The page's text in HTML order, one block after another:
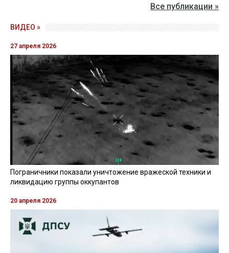
Все публикации »
ВИДЕО »
27 апреля 2026
Пограничники показали уничтожение вражеской техники и
ликвидацию группы оккупантов
20 апреля 2026